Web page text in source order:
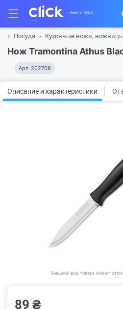
Посуда Кухонные ножи,
Нож Tramontina Athus
Арт. 202708
Описание и характеристики
Внешний вид товара может
89 ₴